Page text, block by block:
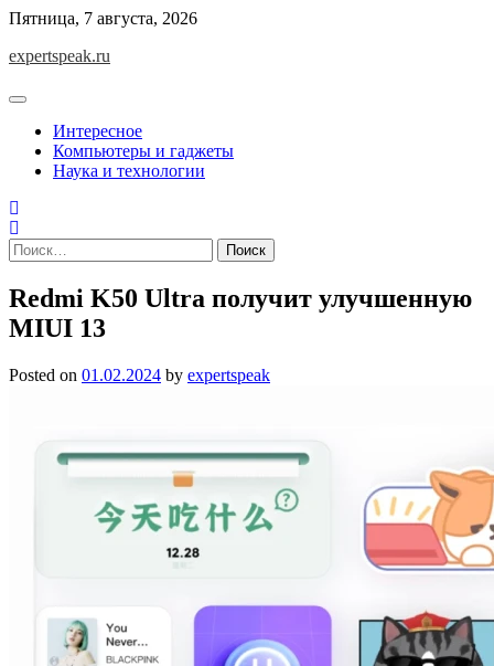
Skip
content
Пятница, 7 августа, 2026
expertspeak.ru
Интересное
Компьютеры и гаджеты
Наука и технологии
Найти:
Redmi K50 Ultra получит улучшенную
MIUI 13
Posted on 01.02.2024 by expertspeak